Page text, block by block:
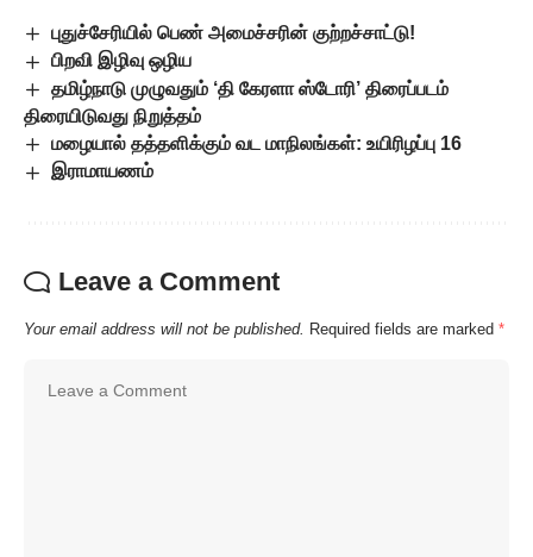
புதுச்சேரியில் பெண் அமைச்சரின் குற்றச்சாட்டு!
பிறவி இழிவு ஒழிய
தமிழ்நாடு முழுவதும் ‘தி கேரளா ஸ்டோரி’ திரைப்படம்
திரையிடுவது நிறுத்தம்
மழையால் தத்தளிக்கும் வட மாநிலங்கள்: உயிரிழப்பு 16
இராமாயணம்
Leave a Comment
Your email address will not be published. Required fields are marked *